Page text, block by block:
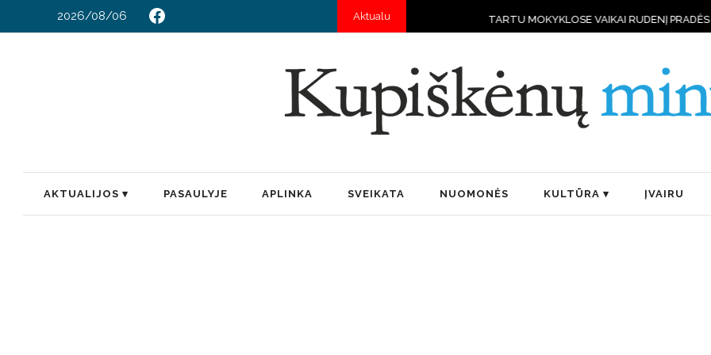
2026/08/06 Aktualu TARTU MOKYKLOSE VAIKAI RUDENĮ PRADĖS MOKYTIS
AKTUALIJOS PASAULYJE APLINKA SVEIKATA NUOMONĖS KULTŪRA ĮVAIRU